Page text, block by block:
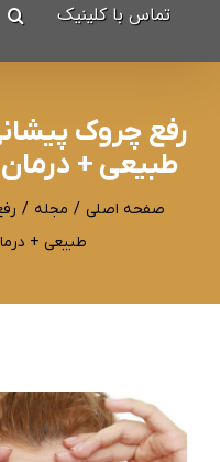
تماس با کلینیک
رفع چروک
طبیعی +
صفحه اصلی / مجله /
طبیعی +